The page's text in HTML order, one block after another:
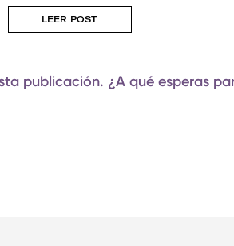
LEER POST
publicación. ¿A qué esperas